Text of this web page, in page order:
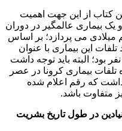
کتاب از این جهت اهمیت
یک بیماری عالمگیر در دوران
می پردازد؛ بر اساس
این بیماری با عنوان
۸۰ تا ۲۰۰ میلیون نفر بود؛ البته باید توجه داشت
تلفات بیماری کرونا در عصر
که رقم اعلام شده
متفاوت باشد.
در طول تاریخ بشریت